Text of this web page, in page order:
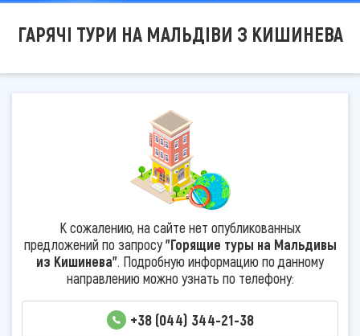
ГАРЯЧІ ТУРИ НА МАЛЬДІВИ З КИШИНЕВА
К сожалению, на сайте нет опубликованных
предложений по запросу"Горящие туры на Мальдивы
из Кишинева". Подробную информацию по данному
направлению можно узнать по телефону:
+38 (044) 344-21-38